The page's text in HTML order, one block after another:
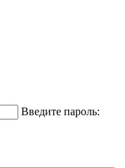
Введите пароль: